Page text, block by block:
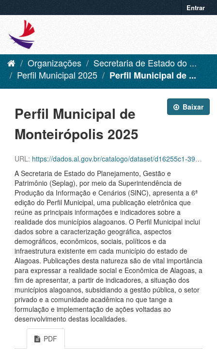
Entrar
Organizações
Secretaria de Estado do ...
Perfil Municipal 2025
Perfil Municipal de ...
Baixar
Perfil Municipal de
Monteirópolis 2025
URL: https://dados.al.gov.br/catalogo/dataset/d16255c1-39f6-42aa-92c8-eca419432ebf/resource/67b3fd75-b1b5-4749-a258-5f3087bc941d/download/monteiropolis.pdf
A Secretaria de Estado do Planejamento, Gestão e
Patrimônio (Seplag), por meio da Superintendência de
Produção da Informação e Cenários (SINC), apresenta a 6ª
edição do Perfil Municipal, uma publicação eletrônica que
reúne as principais informações e indicadores sobre a
realidade dos municípios alagoanos. O Perfil Municipal inclui
dados sobre a caracterização geográfica, aspectos
demográficos, econômicos, sociais, políticos e da
infraestrutura existente em cada município do estado de
Alagoas. Publicações desta natureza são de vital importância
para expressar a realidade social e Econômica de Alagoas, a
fim de apresentar, a partir de indicadores, a situação dos
municípios alagoanos, subsidiando a gestão pública, o setor
privado e a comunidade acadêmica no que tange a
formulação e implementação de ações voltadas ao
desenvolvimento destas localidades.
PDF